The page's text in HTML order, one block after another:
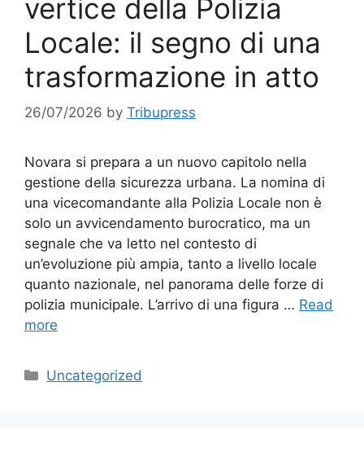
vertice della Polizia
Locale: il segno di una
trasformazione in atto
26/07/2026 by Tribupress
Novara si prepara a un nuovo capitolo nella
gestione della sicurezza urbana. La nomina di
una vicecomandante alla Polizia Locale non è
solo un avvicendamento burocratico, ma un
segnale che va letto nel contesto di
un’evoluzione più ampia, tanto a livello locale
quanto nazionale, nel panorama delle forze di
polizia municipale. L’arrivo di una figura … Read
more
Categories
Uncategorized